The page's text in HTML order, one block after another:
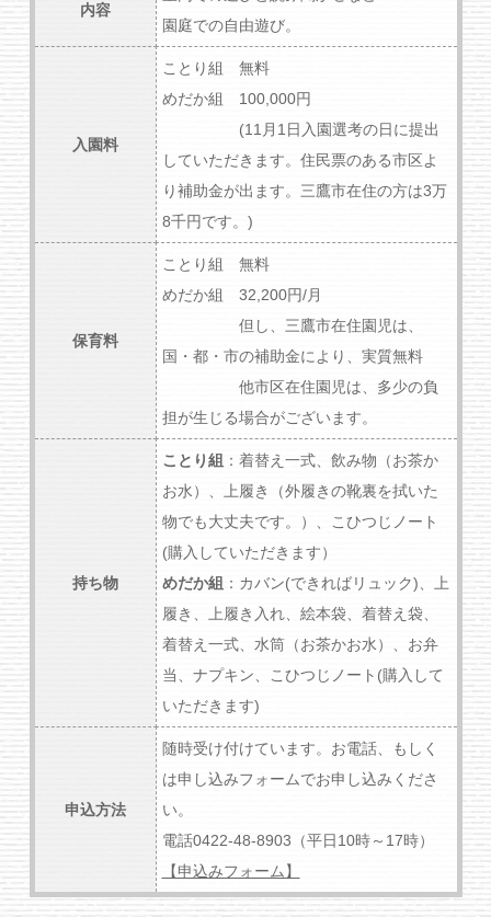
内容
園庭での自由遊び。
入園料
ことり組 無料
めだか組 100,000円
(11月1日入園選考の日に提出
していただきます。住民票のある市区よ
り補助金が出ます。三鷹市在住の方は3万
8千円です。)
保育料
ことり組 無料
めだか組 32,200円/月
但し、三鷹市在住園児は、
国・都・市の補助金により、実質無料
他市区在住園児は、多少の負
担が生じる場合がございます。
持ち物
ことり組 ：着替え一式、飲み物（お茶か
お水）、上履き（外履きの靴裏を拭いた
物でも大丈夫です。）、こひつじノート
(購入していただきます）
めだか組 ：カバン(できればリュック)、上
履き、上履き入れ、絵本袋、着替え袋、
着替え一式、水筒（お茶かお水）、お弁
当、ナプキン、こひつじノート(購入して
いただきます)
申込方法
随時受け付けています。お電話、もしく
は申し込みフォームでお申し込みくださ
い。
電話0422-48-8903（平日10時～17時）
【申込みフォーム】